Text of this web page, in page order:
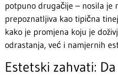
potpuno drugačije – nosila je
prepoznatljiva kao tipična
kako je promjena koju je
odrastanja, već i namjernih
Estetski zahvati: